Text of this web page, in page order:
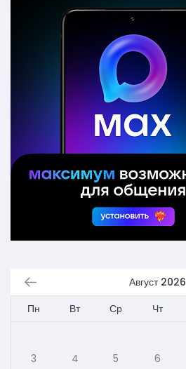
Август 2026
Пн
Вт Ср Чт
3
4 5 6